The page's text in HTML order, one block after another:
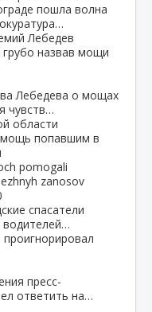
пошла волна
Лебедев
грубо назвав мощи
Лебедева о мощах
чувств…
области
попавшим в
спасатели
водителей…
пресс-
ответить на…